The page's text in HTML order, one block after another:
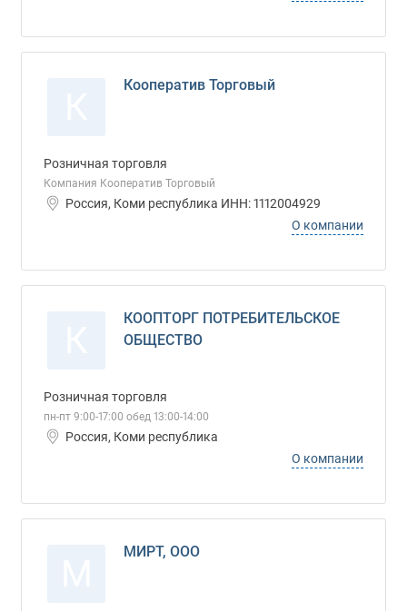
Кооператив Торговый
Розничная торговля
Компания Кооператив Торговый
Россия, Коми республика ИНН: 1112004929
О компании
КООПТОРГ ПОТРЕБИТЕЛЬСКОЕ
ОБЩЕСТВО
Розничная торговля
пн-пт 9:00-17:00 обед 13:00-14:00
Россия, Коми республика
О компании
МИРТ, ООО